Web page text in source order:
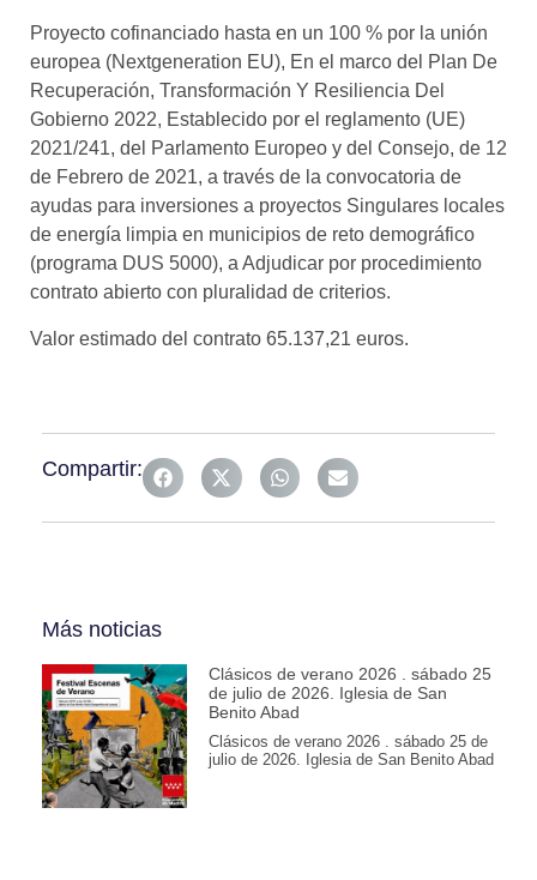
Proyecto cofinanciado hasta en un 100 % por la unión
europea (Nextgeneration EU), En el marco del Plan De
Recuperación, Transformación Y Resiliencia Del
Gobierno 2022, Establecido por el reglamento (UE)
2021/241, del Parlamento Europeo y del Consejo, de 12
de Febrero de 2021, a través de la convocatoria de
ayudas para inversiones a proyectos Singulares locales
de energía limpia en municipios de reto demográfico
(programa DUS 5000), a Adjudicar por procedimiento
contrato abierto con pluralidad de criterios.
Valor estimado del contrato 65.137,21 euros.
Compartir:
Más noticias
Clásicos de verano 2026 . sábado 25
de julio de 2026. Iglesia de San
Benito Abad
Clásicos de verano 2026 . sábado 25 de
julio de 2026. Iglesia de San Benito Abad